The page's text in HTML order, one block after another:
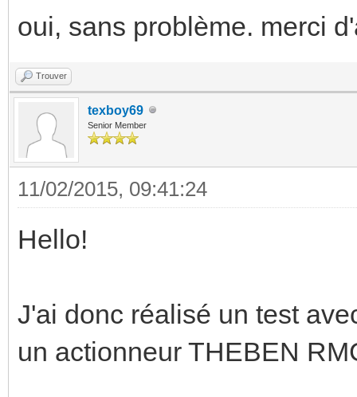
oui, sans problème. merci
Trouver
texboy69
Senior Member
11/02/2015, 09:41:24
Hello!
J'ai donc réalisé un test
un actionneur THEBEN